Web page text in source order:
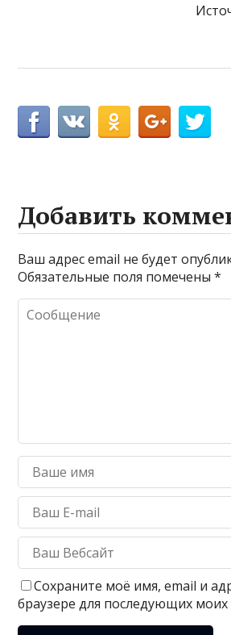
Добавить
Ваш адрес email не будет
Обязательные поля помечены*
Сохраните моё имя, email и
браузере для последующих